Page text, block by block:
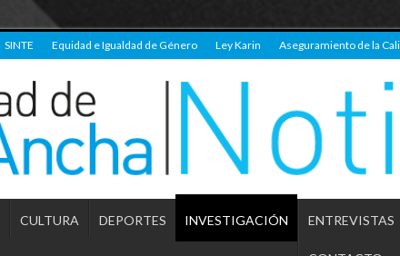
SINTE Equidad e Igualdad de Género Ley Karin Aseguramiento de la
CULTURA DEPORTES INVESTIGACIÓN ENTREVISTAS